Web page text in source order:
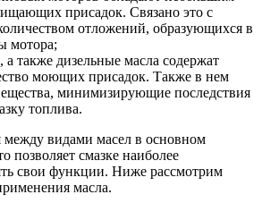
присадок. Связано это с
отложений, образующихся в
мотора;
также дизельные масла содержат
моющих присадок. Также в нем
минимизирующие последствия
топлива.
между видами масел в основном
позволяет смазке наиболее
свои функции. Ниже рассмотрим
масла.